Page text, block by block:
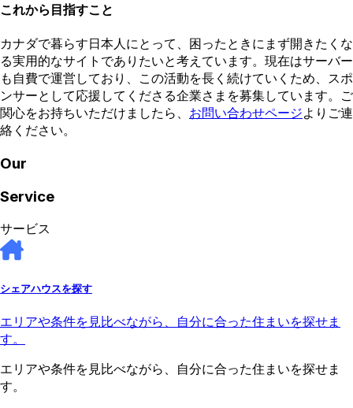
これから目指すこと
カナダで暮らす日本人にとって、困ったときにまず開きたくな
る実用的なサイトでありたいと考えています。現在はサーバー
も自費で運営しており、この活動を長く続けていくため、スポ
ンサーとして応援してくださる企業さまを募集しています。ご
関心をお持ちいただけましたら、 お問い合わせページよりご連
絡ください。
Our
Service
サービス
シェアハウスを探す
エリアや条件を見比べながら、自分に合った住まいを探せま
す。
エリアや条件を見比べながら、自分に合った住まいを探せま
す。